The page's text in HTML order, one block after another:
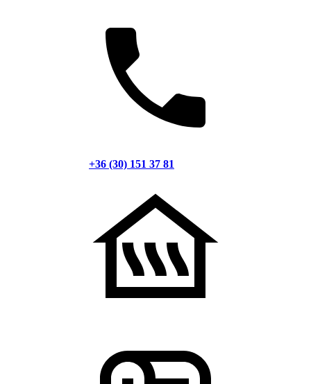
+36 (30) 151 37 81